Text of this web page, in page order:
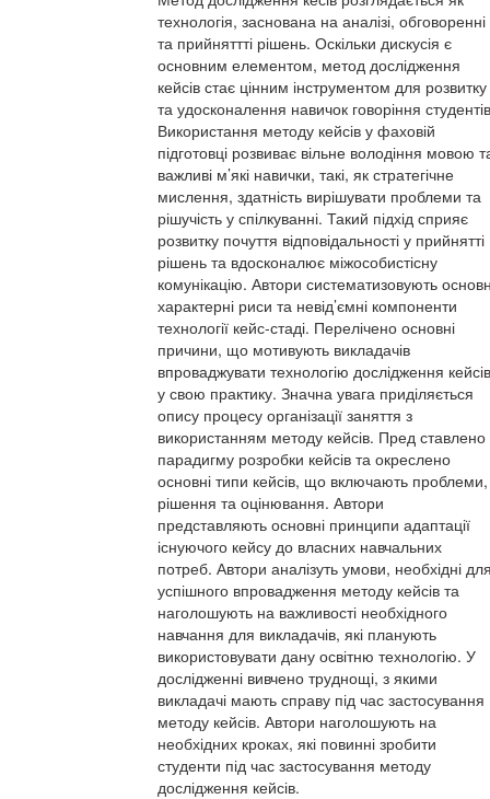
технологія, заснована на аналізі, обговоренні
та прийняттті рішень. Оскільки дискусія є
основним елементом, метод дослідження
кейсів стає цінним інструментом для розвитку
та удосконалення навичок говоріння
Використання методу кейсів у фаховій
підготовці розвиває вільне володіння мовою
важливі м’які навички, такі, як стратегічне
мислення, здатність вирішувати проблеми та
рішучість у спілкуванні. Такий підхід сприяє
розвитку почуття відповідальності у прийнятті
рішень та вдосконалює міжособистісну
комунікацію. Автори систематизовують
характерні риси та невід’ємні компоненти
технології кейс-стаді. Перелічено основні
причини, що мотивують викладачів
впроваджувати технологію дослідження кейсів
у свою практику. Значна увага приділяється
опису процесу організації заняття з
використанням методу кейсів. Пред ставлено
парадигму розробки кейсів та окреслено
основні типи кейсів, що включають проблеми,
рішення та оцінювання. Автори
представляють основні принципи адаптації
існуючого кейсу до власних навчальних
потреб. Автори аналізуть умови, необхідні
успішного впровадження методу кейсів та
наголошують на важливості необхідного
навчання для викладачів, які планують
використовувати дану освітню технологію. У
дослідженні вивчено труднощі, з якими
викладачі мають справу під час застосування
методу кейсів. Автори наголошують на
необхідних кроках, які повинні зробити
студенти під час застосування методу
дослідження кейсів.